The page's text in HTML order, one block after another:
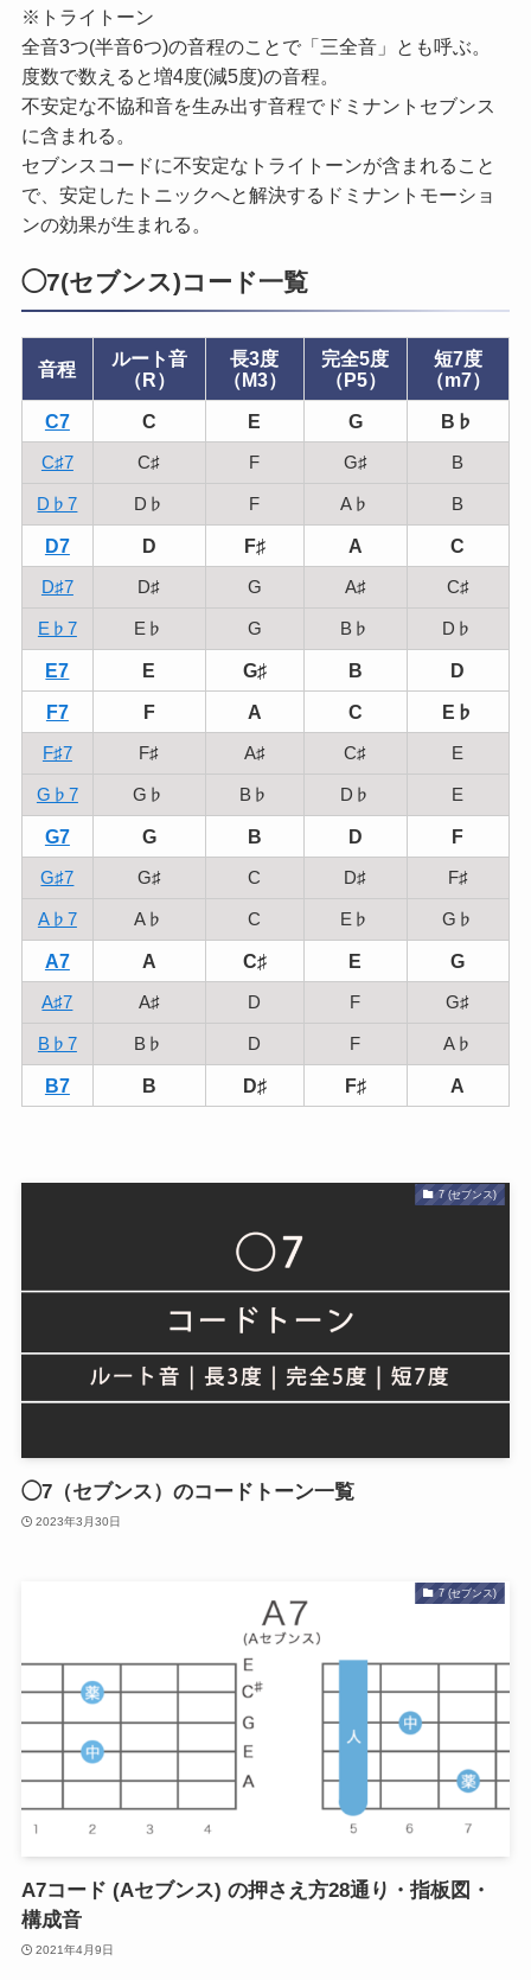
※トライトーン
全音3つ(半音6つ)の音程のことで「三全音」とも呼ぶ。
度数で数えると増4度(減5度)の音程。
不安定な不協和音を生み出す音程でドミナントセブンス
に含まれる。
セブンスコードに不安定なトライトーンが含まれること
で、安定したトニックへと解決するドミナントモーショ
ンの効果が生まれる。
◯7(セブンス)コード一覧
音程
ルート音
（R）
長3度
（M3）
完全5度
（P5）
短7度
（m7）
C7
C E G B♭
C♯7 C♯ F G♯ B
D♭7 D♭ F A♭ B
D7 D F♯ A C
D♯7 D♯ G A♯ C♯
E♭7 E♭ G B♭ D♭
E7 E G♯ B
D
F7
F A C E♭
F♯7 F♯ A♯ C♯ E
G♭7 G♭ B♭ D♭ E
G7 G B D F
G♯7 G♯ C D♯ F♯
A♭7 A♭ C E♭ G♭
A7 A C♯ E G
A♯7 A♯ D F G♯
B♭7 B♭ D F A♭
B7 B D♯ F♯ A
7 (セブンス)
◯7（セブンス）のコードトーン一覧
2023年3月30日
7 (セブンス)
A7コード (Aセブンス) の押さえ方28通り・指板図・
構成音
2021年4月9日